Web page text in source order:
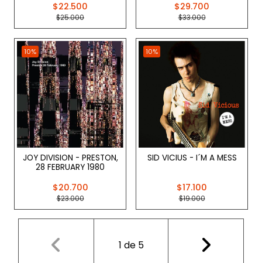
$22.500
$25.000
$29.700
$33.000
10%
JOY DIVISION - PRESTON,
28 FEBRUARY 1980
$20.700
$23.000
10%
SID VICIUS - I´M A MESS
$17.100
$19.000
1 de 5